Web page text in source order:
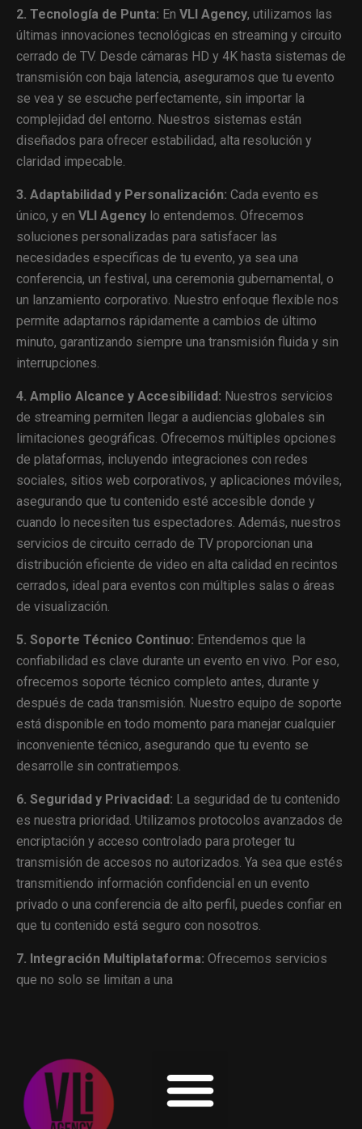
2. Tecnología de Punta: En VLI Agency, utilizamos las
últimas innovaciones tecnológicas en streaming y circuito
cerrado de TV. Desde cámaras HD y 4K hasta sistemas de
transmisión con baja latencia, aseguramos que tu evento
se vea y se escuche perfectamente, sin importar la
complejidad del entorno. Nuestros sistemas están
diseñados para ofrecer estabilidad, alta resolución y
claridad impecable.
3. Adaptabilidad y Personalización: Cada evento es
único, y en VLI Agency lo entendemos. Ofrecemos
soluciones personalizadas para satisfacer las
necesidades específicas de tu evento, ya sea una
conferencia, un festival, una ceremonia gubernamental, o
un lanzamiento corporativo. Nuestro enfoque flexible nos
permite adaptarnos rápidamente a cambios de último
minuto, garantizando siempre una transmisión fluida y sin
interrupciones.
4. Amplio Alcance y Accesibilidad: Nuestros servicios
de streaming permiten llegar a audiencias globales sin
limitaciones geográficas. Ofrecemos múltiples opciones
de plataformas, incluyendo integraciones con redes
sociales, sitios web corporativos, y aplicaciones móviles,
asegurando que tu contenido esté accesible donde y
cuando lo necesiten tus espectadores. Además, nuestros
servicios de circuito cerrado de TV proporcionan una
distribución eficiente de video en alta calidad en recintos
cerrados, ideal para eventos con múltiples salas o áreas
de visualización.
5. Soporte Técnico Continuo: Entendemos que la
confiabilidad es clave durante un evento en vivo. Por eso,
ofrecemos soporte técnico completo antes, durante y
después de cada transmisión. Nuestro equipo de soporte
está disponible en todo momento para manejar cualquier
inconveniente técnico, asegurando que tu evento se
desarrolle sin contratiempos.
6. Seguridad y Privacidad: La seguridad de tu contenido
es nuestra prioridad. Utilizamos protocolos avanzados de
encriptación y acceso controlado para proteger tu
transmisión de accesos no autorizados. Ya sea que estés
transmitiendo información confidencial en un evento
privado o una conferencia de alto perfil, puedes confiar en
que tu contenido está seguro con nosotros.
7. Integración Multiplataforma: Ofrecemos servicios
que no solo se limitan a una